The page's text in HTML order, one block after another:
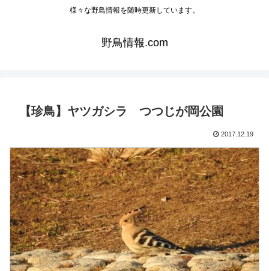
様々な野鳥情報を随時更新しています。
野鳥情報.com
【珍鳥】ヤツガシラ つつじが岡公園
2017.12.19